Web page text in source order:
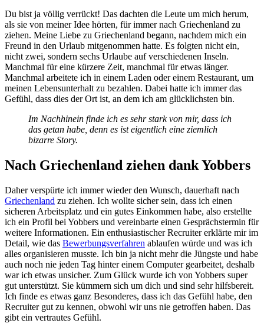
Du bist ja völlig verrückt! Das dachten die Leute um mich herum,
als sie von meiner Idee hörten, für immer nach Griechenland zu
ziehen. Meine Liebe zu Griechenland begann, nachdem mich ein
Freund in den Urlaub mitgenommen hatte. Es folgten nicht ein,
nicht zwei, sondern sechs Urlaube auf verschiedenen Inseln.
Manchmal für eine kürzere Zeit, manchmal für etwas länger.
Manchmal arbeitete ich in einem Laden oder einem Restaurant, um
meinen Lebensunterhalt zu bezahlen. Dabei hatte ich immer das
Gefühl, dass dies der Ort ist, an dem ich am glücklichsten bin.
Im Nachhinein finde ich es sehr stark von mir, dass ich
das getan habe, denn es ist eigentlich eine ziemlich
bizarre Story.
Nach Griechenland ziehen dank Yobbers
Daher verspürte ich immer wieder den Wunsch, dauerhaft nach
Griechenland zu ziehen. Ich wollte sicher sein, dass ich einen
sicheren Arbeitsplatz und ein gutes Einkommen habe, also erstellte
ich ein Profil bei Yobbers und vereinbarte einen Gesprächstermin für
weitere Informationen. Ein enthusiastischer Recruiter erklärte mir im
Detail, wie das Bewerbungsverfahren ablaufen würde und was ich
alles organisieren musste. Ich bin ja nicht mehr die Jüngste und habe
auch noch nie jeden Tag hinter einem Computer gearbeitet, deshalb
war ich etwas unsicher. Zum Glück wurde ich von Yobbers super
gut unterstützt. Sie kümmern sich um dich und sind sehr hilfsbereit.
Ich finde es etwas ganz Besonderes, dass ich das Gefühl habe, den
Recruiter gut zu kennen, obwohl wir uns nie getroffen haben. Das
gibt ein vertrautes Gefühl.